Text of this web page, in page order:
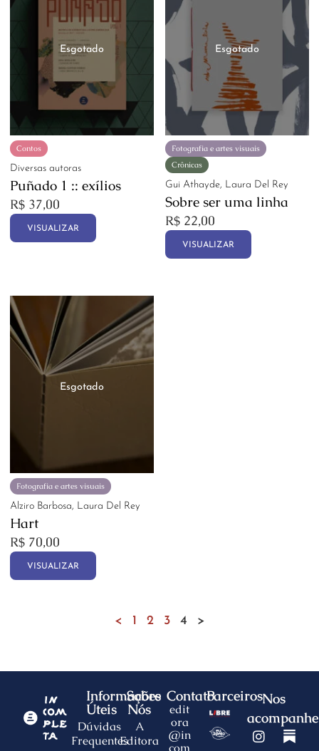
Contos
Diversas autoras
Puñado 1 :: exílios
R$ 37,00
VISUALIZAR
Crônicas
Fotografia e artes visuais
Gui Athayde, Laura Del Rey
Sobre ser uma linha
R$ 22,00
VISUALIZAR
Fotografia e artes visuais
Alziro Barbosa, Laura Del Rey
Hart
R$ 70,00
VISUALIZAR
< 1 2 3 4 >
Informações
Úteis
Dúvidas
Frequentes
Sobre
Nós
A
Editora
Contato
edit
ora
@in
com
ParceirosNos